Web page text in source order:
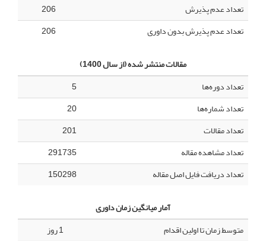
تعداد عدم پذیرش
206
تعداد عدم پذیرش بدون داوری
206
مقالات منتشر شده (از سال 1400)
تعداد دوره‌ها
5
تعداد شماره‌ها
20
تعداد مقالات
201
تعداد مشاهده مقاله
291735
تعداد دریافت فایل اصل مقاله
150298
آمار میانگین زمان داوری
متوسط زمان تا اولین اقدام
1 روز